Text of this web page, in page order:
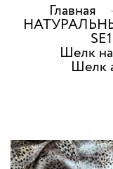
Главная
Шелк
Шелк